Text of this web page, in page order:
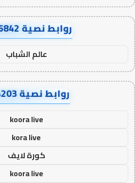
روابط نصية AA86842
عالم الشباب
روابط نصية AA4203
koora live
kora live
كورة لايف
koora live